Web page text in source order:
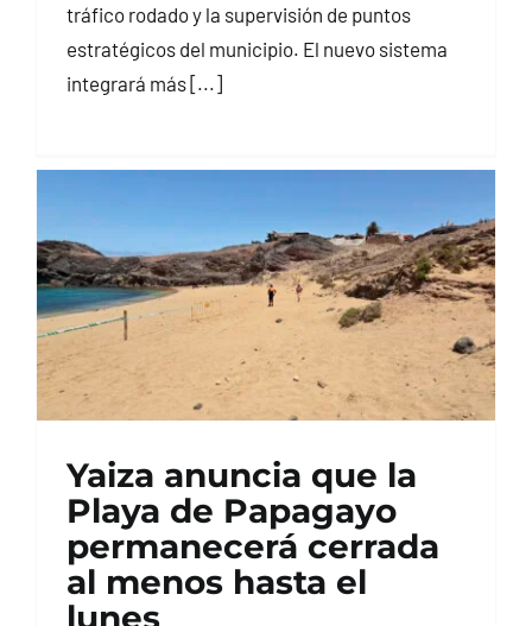
tráfico rodado y la supervisión de puntos
estratégicos del municipio. El nuevo sistema
integrará más [...]
Yaiza anuncia que la
Playa de Papagayo
permanecerá cerrada
al menos hasta el